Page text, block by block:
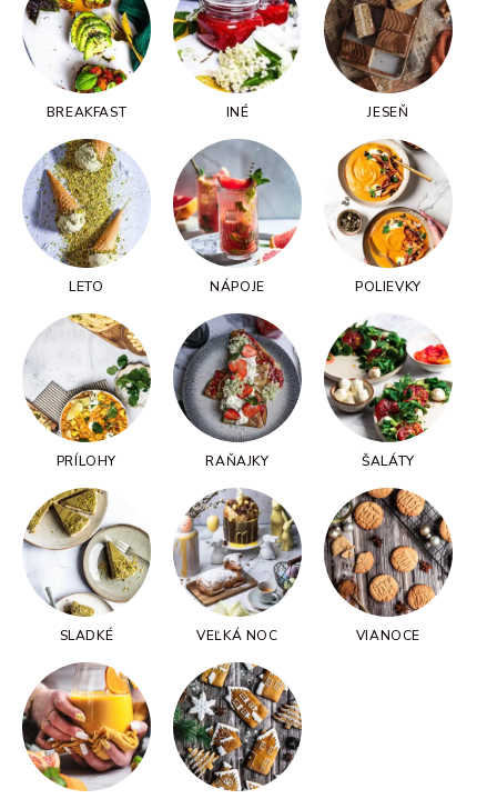
BREAKFAST INÉ JESEŇ
LETO NÁPOJE POLIEVKY
PRÍLOHY RAŇAJKY ŠALÁTY
SLADKÉ VEĽKÁ NOC VIANOCE